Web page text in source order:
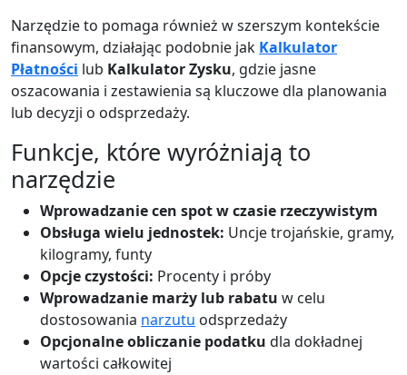
Narzędzie to pomaga również w szerszym kontekście
finansowym, działając podobnie jak Kalkulator
Płatności lub Kalkulator Zysku, gdzie jasne
oszacowania i zestawienia są kluczowe dla planowania
lub decyzji o odsprzedaży.
Funkcje, które wyróżniają to
narzędzie
Wprowadzanie cen spot w czasie rzeczywistym
Obsługa wielu jednostek: Uncje trojańskie, gramy,
kilogramy, funty
Opcje czystości: Procenty i próby
Wprowadzanie marży lub rabatu w celu
dostosowania narzutu odsprzedaży
Opcjonalne obliczanie podatku dla dokładnej
wartości całkowitej